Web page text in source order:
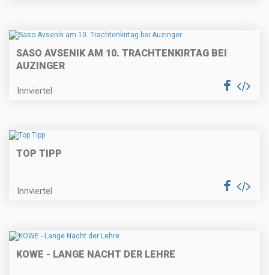
SASO AVSENIK AM 10. TRACHTENKIRTAG BEI
AUZINGER
Innviertel
TOP TIPP
Innviertel
KOWE - LANGE NACHT DER LEHRE